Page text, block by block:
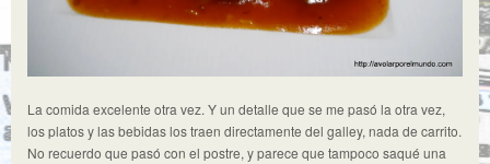
La comida excelente otra vez. Y un detalle que se me pasó la otra vez,
los platos y las bebidas los traen directamente del galley, nada de carrito.
No recuerdo que pasó con el postre, y parece que tampoco saqué una